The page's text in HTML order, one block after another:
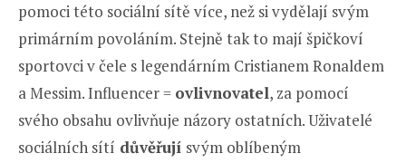
pomoci této sociální sítě více, než si vydělají svým
primárním povoláním. Stejně tak to mají špičkoví
sportovci v čele s legendárním Cristianem Ronaldem
a Messim. Influencer = ovlivnovatel, za pomocí
svého obsahu ovlivňuje názory ostatních. Uživatelé
sociálních sítí důvěřují svým oblíbeným